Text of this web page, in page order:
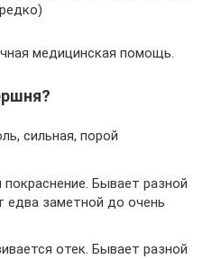
медицинская помощь.
сильная, порой
Бывает разной
едва заметной до очень
отек. Бывает разной